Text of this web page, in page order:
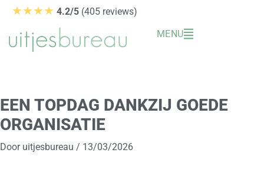
de
★★★★ 4.2/5 (405 reviews)
MENU
EEN TOPDAG DANKZIJ GOEDE
ORGANISATIE
Door uitjesbureau / 13/03/2026